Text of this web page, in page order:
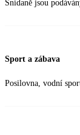
Snídaně jsou
Sport a zábava
Posilovna, vodní